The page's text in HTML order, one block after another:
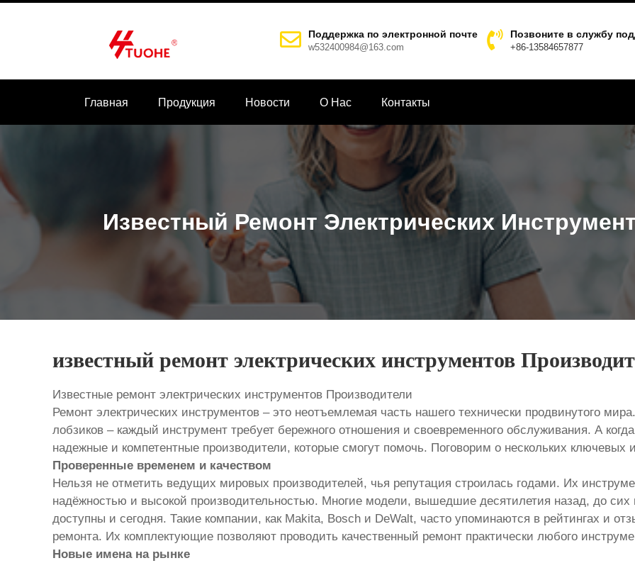
Поддержка по электронной почте
w532400984@163.com
Позвоните в службу
+86-13584657877
Главная Продукция Новости О Hас Контакты
Известный Ремонт Электрических
известный ремонт электрических инструментов
Известные ремонт электрических инструментов Производители
Ремонт электрических инструментов – это неотъемлемая часть нашего технически продвинутого
лобзиков – каждый инструмент требует бережного отношения и своевременного обслуживания. А
надежные и компетентные производители, которые смогут помочь. Поговорим о нескольких ключевых
Проверенные временем и качеством
Нельзя не отметить ведущих мировых производителей, чья репутация строилась годами. Их
надёжностью и высокой производительностью. Многие модели, вышедшие десятилетия назад, до
доступны и сегодня. Такие компании, как Makita, Bosch и DeWalt, часто упоминаются в рейтингах и
ремонта. Их комплектующие позволяют проводить качественный ремонт практически любого
Новые имена на рынке